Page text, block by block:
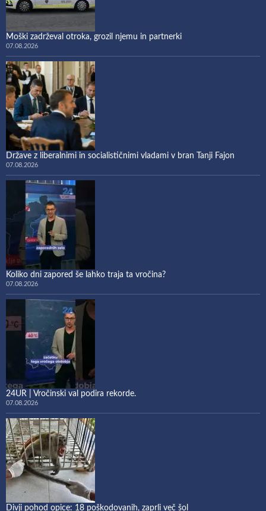
Moški zadrževal otroka, grozil njemu in partnerki
07.08.2026
Države z liberalnimi in socialističnimi vladami v bran Tanji Fajon
07.08.2026
Koliko dni zapored še lahko traja ta vročina?
07.08.2026
24UR | Vročinski val podira rekorde.
07.08.2026
Divji pohod opice: 18 poškodovanih, zaprli več šol